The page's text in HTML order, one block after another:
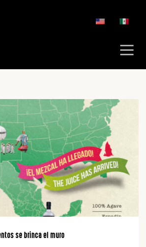
se brinca el muro